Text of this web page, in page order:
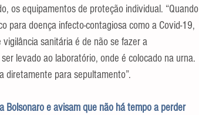
os equipamentos de proteção individual. “Quando
para doença infecto-contagiosa como a Covid-19,
sanitária é de não se fazer a
levado ao laboratório, onde é colocado na urna.
diretamente para sepultamento”.
Bolsonaro e avisam que não há tempo a perder